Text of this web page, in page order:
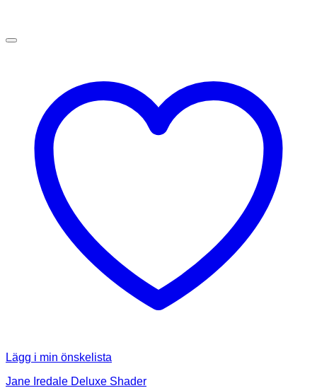
Lägg i min önskelista
Jane Iredale Deluxe Shader